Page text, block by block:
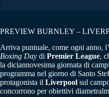
PREVIEW BURNLEY –
Arriva puntuale, come ogni anno,
Boxing Day di Premier League,
la diciannovesima giornata di
programma nel giorno di Santo
protagonista il Liverpool sul
concorrono per obiettivi